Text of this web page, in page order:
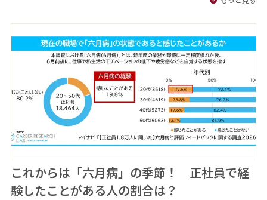
これからは「六月病」の季節！ 正社員で経
験したことがある人の割合は？